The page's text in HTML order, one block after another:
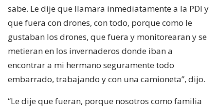
sabe. Le dije que llamara inmediatamente a la PDI y
que fuera con drones, con todo, porque como le
gustaban los drones, que fuera y monitorearan y se
metieran en los invernaderos donde iban a
encontrar a mi hermano seguramente todo
embarrado, trabajando y con una camioneta”, dijo.
“Le dije que fueran, porque nosotros como familia